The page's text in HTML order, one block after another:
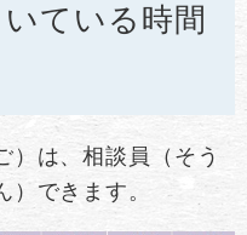
ている時間
）は、相談員（そう
できます。